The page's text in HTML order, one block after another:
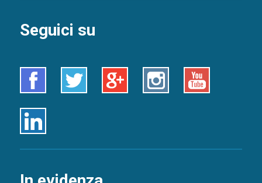
Seguici su
Facebook Twitter Google+ Instagram Youtube
Linkedin